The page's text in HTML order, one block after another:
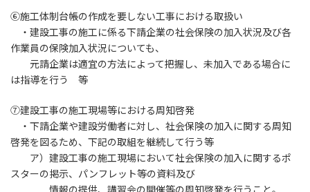
⑥施工体制台帳の作成を要しない工事における取扱い
・建設工事の施工に係る下請企業の社会保険の加入状況及び各
作業員の保険加入状況についても、
元請企業は適宜の方法によって把握し、未加入である場合に
は指導を行う 等
⑦建設工事の施工現場等における周知啓発
・下請企業や建設労働者に対し、社会保険の加入に関する周知
啓発を図るため、下記の取組を継続して行う等
ア）建設工事の施工現場において社会保険の加入に関するポ
スターの掲示、パンフレット等の資料及び